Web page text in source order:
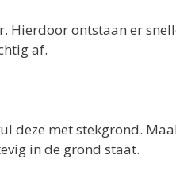
Hierdoor ontstaan er
af.
deze met stekgrond.
in de grond staat.